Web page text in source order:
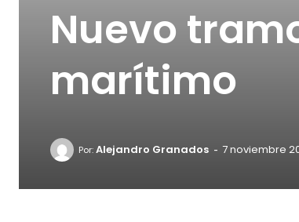
Nuevo
marítimo
Por:Alejandro Granados - 7 noviembre